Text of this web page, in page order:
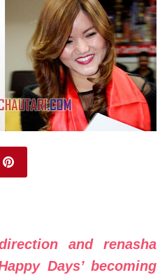
and renasha
Days’ becoming